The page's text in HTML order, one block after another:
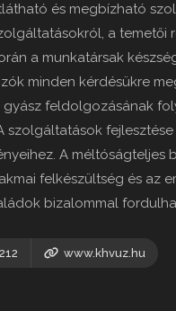
és megbízható
a temetői
a munkatársak
minden kérdésükre
gyász feldolgozásának
szolgáltatások
A méltóságteljes
felkészültség és az
bizalommal
www.khvuz.hu